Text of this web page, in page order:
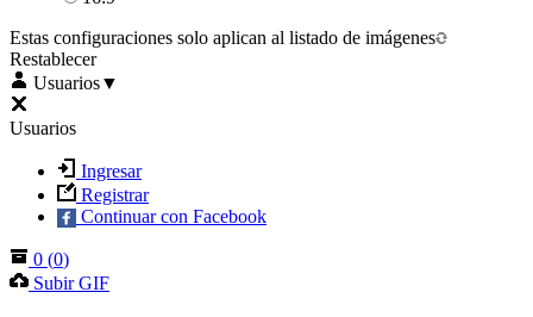
Estas configuraciones solo aplican al listado de imágenes
Restablecer
Usuarios▼
Usuarios
Ingresar
Registrar
Continuar con Facebook
0 (0)
Subir GIF